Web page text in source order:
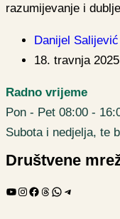
razumijevanje i
Danijel Salijević
18. travnja
Radno vrijeme
Pon - Pet 08:00 -
Subota i nedjelja, te
Društvene
YouTube
Instagram
Facebook
Threads
WhatsApp
Telegram